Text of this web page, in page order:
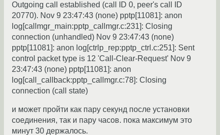
Outgoing call established (call ID 0, peer's call ID
20770). Nov 9 23:47:43 (none) pptp[11081]: anon
log[callmgr_main:pptp_callmgr.c:231]: Closing
connection (unhandled) Nov 9 23:47:43 (none)
pptp[11081]: anon log[ctrlp_rep:pptp_ctrl.c:251]: Sent
control packet type is 12 'Call-Clear-Request' Nov 9
23:47:43 (none) pptp[11081]: anon
log[call_callback:pptp_callmgr.c:78]: Closing
connection (call state)
и может пройти как пару секунд после установки
соединения, так и пару часов. пока максимум это
минут 30 держалось.